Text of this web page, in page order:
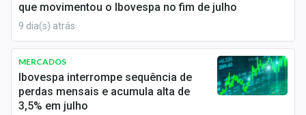
Especiais
Internacional
Marketing
Tecnologia
que movimentou o Ibovespa no fim de julho
9 dia(s) atrás
MERCADOS
Ibovespa interrompe sequência de
perdas mensais e acumula alta de
3,5% em julho